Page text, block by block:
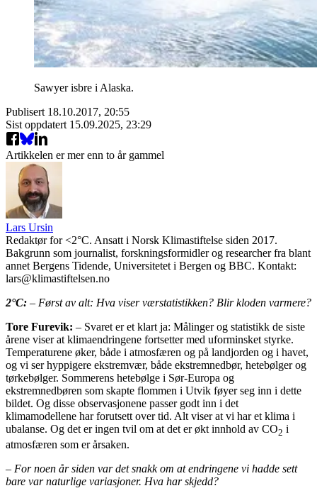
Sawyer isbre i Alaska.
Publisert 18.10.2017, 20:55
Sist oppdatert 15.09.2025, 23:29
Artikkelen er mer enn to år gammel
Lars Ursin
Redaktør for <2°C. Ansatt i Norsk Klimastiftelse siden 2017.
Bakgrunn som journalist, forskningsformidler og researcher fra blant
annet Bergens Tidende, Universitetet i Bergen og BBC. Kontakt:
lars@klimastiftelsen.no
2°C: – Først av alt: Hva viser værstatistikken? Blir kloden varmere?
Tore Furevik: – Svaret er et klart ja: Målinger og statistikk de siste
årene viser at klimaendringene fortsetter med uforminsket styrke.
Temperaturene øker, både i atmosfæren og på landjorden og i havet,
og vi ser hyppigere ekstremvær, både ekstremnedbør, hetebølger og
tørkebølger. Sommerens hetebølge i Sør-Europa og
ekstremnedbøren som skapte flommen i Utvik føyer seg inn i dette
bildet. Og disse observasjonene passer godt inn i det
klimamodellene har forutsett over tid. Alt viser at vi har et klima i
ubalanse. Og det er ingen tvil om at det er økt innhold av CO2 i
atmosfæren som er årsaken.
– For noen år siden var det snakk om at endringene vi hadde sett
bare var naturlige variasjoner. Hva har skjedd?